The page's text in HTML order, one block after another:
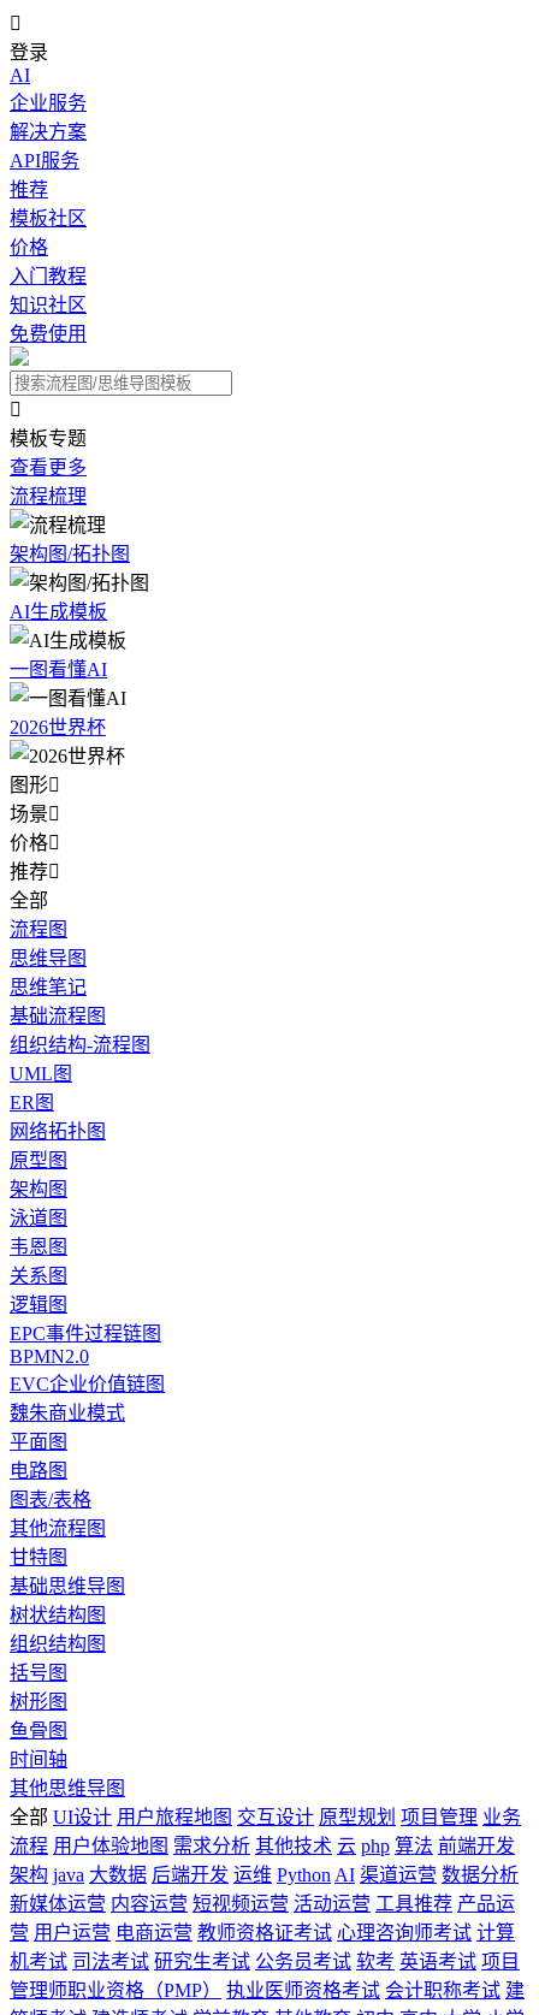

登录
AI
企业服务
解决方案
API服务
推荐
模板社区
价格
入门教程
知识社区
免费使用

模板专题
查看更多
流程梳理
架构图/拓扑图
AI生成模板
一图看懂AI
2026世界杯
图形
场景
价格
推荐
全部
流程图
思维导图
思维笔记
基础流程图
组织结构-流程图
UML图
ER图
网络拓扑图
原型图
架构图
泳道图
韦恩图
关系图
逻辑图
EPC事件过程链图
BPMN2.0
EVC企业价值链图
魏朱商业模式
平面图
电路图
图表/表格
其他流程图
甘特图
基础思维导图
树状结构图
组织结构图
括号图
树形图
鱼骨图
时间轴
其他思维导图
全部 UI设计 用户旅程地图 交互设计 原型规划 项目管理 业务
流程 用户体验地图 需求分析 其他技术 云 php 算法 前端开发
架构 java 大数据 后端开发 运维 Python AI 渠道运营 数据分析
新媒体运营 内容运营 短视频运营 活动运营 工具推荐 产品运
营 用户运营 电商运营 教师资格证考试 心理咨询师考试 计算
机考试 司法考试 研究生考试 公务员考试 软考 英语考试 项目
管理师职业资格（PMP）
执业医师资格考试 会计职称考试 建